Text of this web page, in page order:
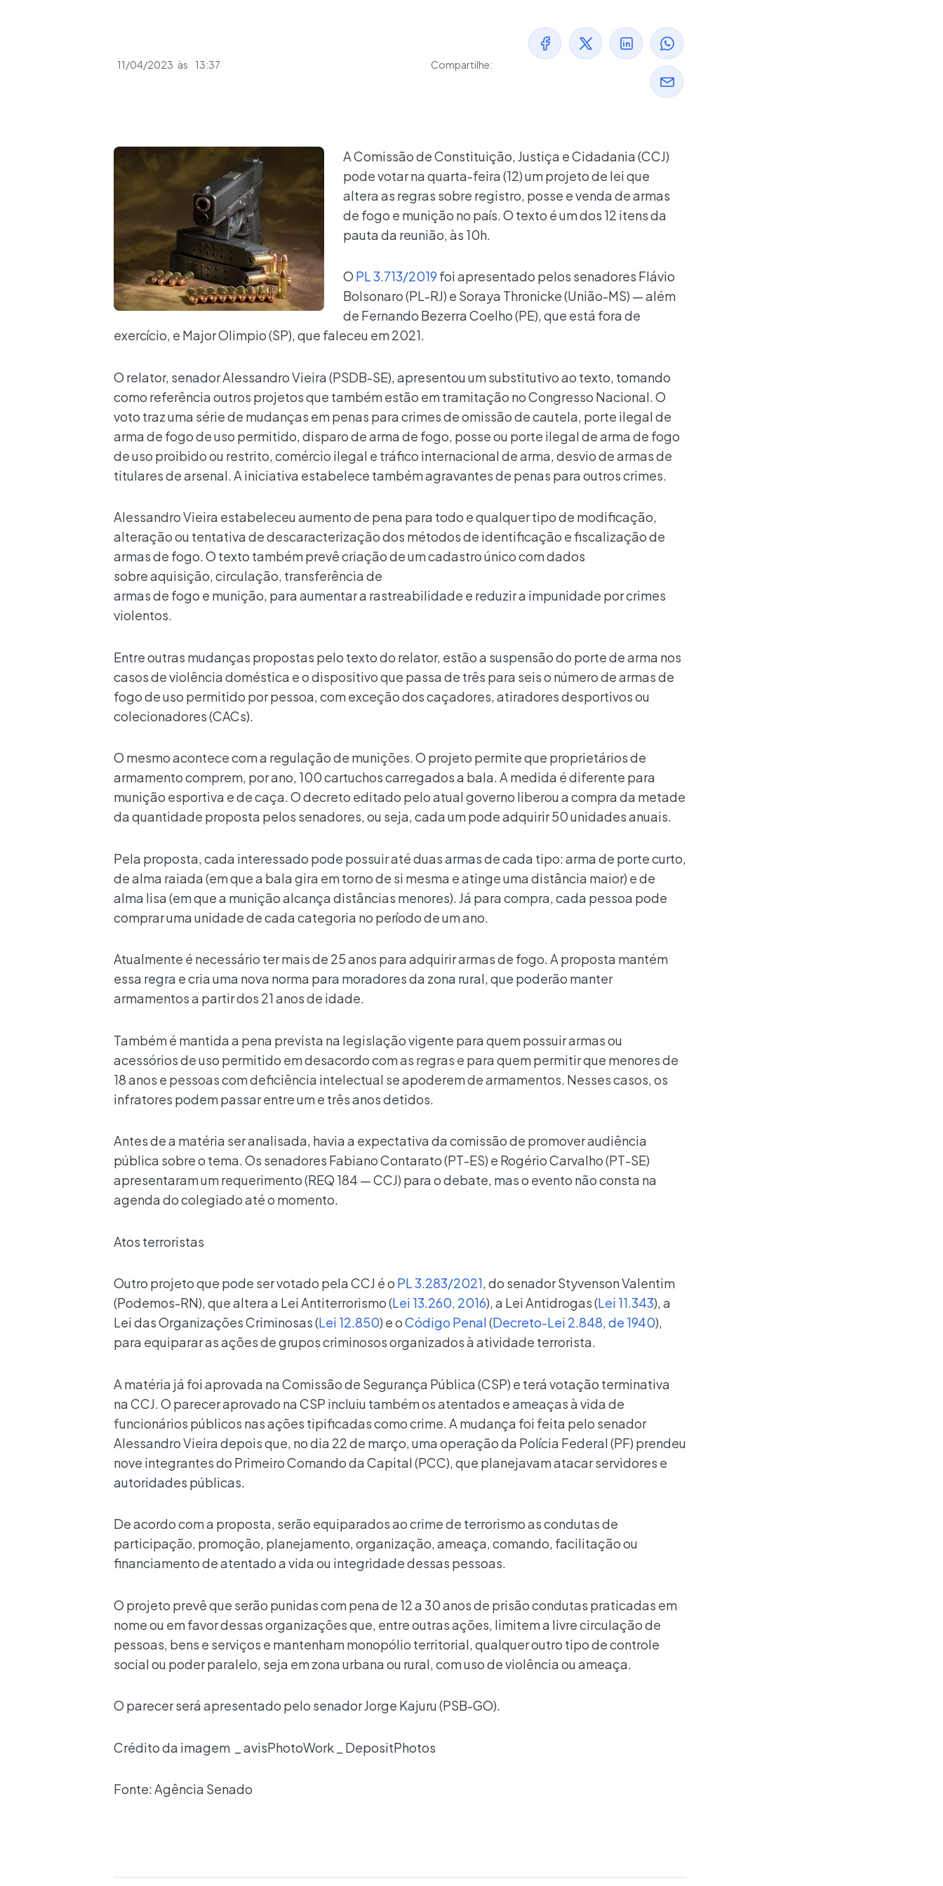
11/04/2023 às 13:37 Compartilhe:
A Comissão de Constituição, Justiça e Cidadania (CCJ)
pode votar na quarta-feira (12) um projeto de lei que
altera as regras sobre registro, posse e venda de armas
de fogo e munição no país. O texto é um dos 12 itens da
pauta da reunião, às 10h.
O PL 3.713/2019 foi apresentado pelos senadores Flávio
Bolsonaro (PL-RJ) e Soraya Thronicke (União-MS) — além
de Fernando Bezerra Coelho (PE), que está fora de
exercício, e Major Olimpio (SP), que faleceu em 2021.
O relator, senador Alessandro Vieira (PSDB-SE), apresentou um substitutivo ao texto, tomando
como referência outros projetos que também estão em tramitação no Congresso Nacional. O
voto traz uma série de mudanças em penas para crimes de omissão de cautela, porte ilegal de
arma de fogo de uso permitido, disparo de arma de fogo, posse ou porte ilegal de arma de fogo
de uso proibido ou restrito, comércio ilegal e tráfico internacional de arma, desvio de armas de
titulares de arsenal. A iniciativa estabelece também agravantes de penas para outros crimes.
Alessandro Vieira estabeleceu aumento de pena para todo e qualquer tipo de modificação,
alteração ou tentativa de descaracterização dos métodos de identificação e fiscalização de
armas de fogo. O texto também prevê criação de um cadastro único com dados
sobre aquisição, circulação, transferência de
armas de fogo e munição, para aumentar a rastreabilidade e reduzir a impunidade por crimes
violentos.
Entre outras mudanças propostas pelo texto do relator, estão a suspensão do porte de arma nos
casos de violência doméstica e o dispositivo que passa de três para seis o número de armas de
fogo de uso permitido por pessoa, com exceção dos caçadores, atiradores desportivos ou
colecionadores (CACs).
O mesmo acontece com a regulação de munições. O projeto permite que proprietários de
armamento comprem, por ano, 100 cartuchos carregados a bala. A medida é diferente para
munição esportiva e de caça. O decreto editado pelo atual governo liberou a compra da metade
da quantidade proposta pelos senadores, ou seja, cada um pode adquirir 50 unidades anuais.
Pela proposta, cada interessado pode possuir até duas armas de cada tipo: arma de porte curto,
de alma raiada (em que a bala gira em torno de si mesma e atinge uma distância maior) e de
alma lisa (em que a munição alcança distâncias menores). Já para compra, cada pessoa pode
comprar uma unidade de cada categoria no período de um ano.
Atualmente é necessário ter mais de 25 anos para adquirir armas de fogo. A proposta mantém
essa regra e cria uma nova norma para moradores da zona rural, que poderão manter
armamentos a partir dos 21 anos de idade.
Também é mantida a pena prevista na legislação vigente para quem possuir armas ou
acessórios de uso permitido em desacordo com as regras e para quem permitir que menores de
18 anos e pessoas com deficiência intelectual se apoderem de armamentos. Nesses casos, os
infratores podem passar entre um e três anos detidos.
Antes de a matéria ser analisada, havia a expectativa da comissão de promover audiência
pública sobre o tema. Os senadores Fabiano Contarato (PT-ES) e Rogério Carvalho (PT-SE)
apresentaram um requerimento (REQ 184 — CCJ) para o debate, mas o evento não consta na
agenda do colegiado até o momento.
Atos terroristas
Outro projeto que pode ser votado pela CCJ é o PL 3.283/2021, do senador Styvenson Valentim
(Podemos-RN), que altera a Lei Antiterrorismo (Lei 13.260, 2016), a Lei Antidrogas (Lei 11.343), a
Lei das Organizações Criminosas (Lei 12.850) e oCódigo Penal(Decreto-Lei 2.848, de 1940),
para equiparar as ações de grupos criminosos organizados à atividade terrorista.
A matéria já foi aprovada na Comissão de Segurança Pública (CSP) e terá votação terminativa
na CCJ. O parecer aprovado na CSP incluiu também os atentados e ameaças à vida de
funcionários públicos nas ações tipificadas como crime. A mudança foi feita pelo senador
Alessandro Vieira depois que, no dia 22 de março, uma operação da Polícia Federal (PF) prendeu
nove integrantes do Primeiro Comando da Capital (PCC), que planejavam atacar servidores e
autoridades públicas.
De acordo com a proposta, serão equiparados ao crime de terrorismo as condutas de
participação, promoção, planejamento, organização, ameaça, comando, facilitação ou
financiamento de atentado a vida ou integridade dessas pessoas.
O projeto prevê que serão punidas com pena de 12 a 30 anos de prisão condutas praticadas em
nome ou em favor dessas organizações que, entre outras ações, limitem a livre circulação de
pessoas, bens e serviços e mantenham monopólio territorial, qualquer outro tipo de controle
social ou poder paralelo, seja em zona urbana ou rural, com uso de violência ou ameaça.
O parecer será apresentado pelo senador Jorge Kajuru (PSB-GO).
Crédito da imagem _ avisPhotoWork _ DepositPhotos
Fonte: Agência Senado